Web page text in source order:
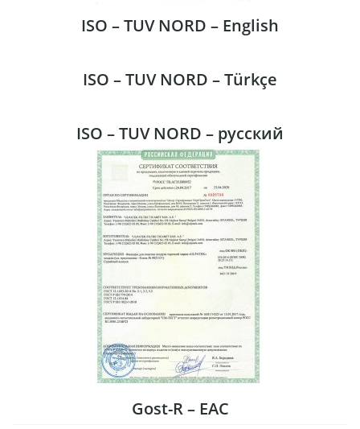
ISO – TUV NORD – English
ISO – TUV NORD – Türkçe
ISO – TUV NORD – русский
Gost-R – EAC